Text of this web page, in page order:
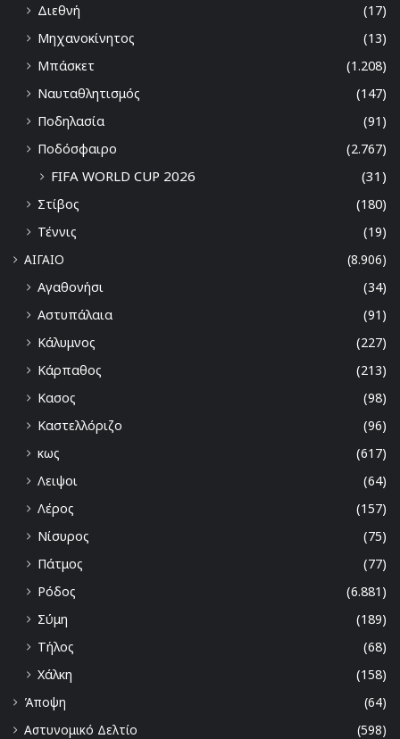
Διεθνή
(17)
Μηχανοκίνητος
(13)
Μπάσκετ
(1.208)
Ναυταθλητισμός
(147)
Ποδηλασία
(91)
Ποδόσφαιρο
(2.767)
FIFA WORLD CUP 2026 (31)
Στίβος
(180)
Τέννις
(19)
ΑΙΓΑΙΟ
(8.906)
Αγαθονήσι
(34)
Αστυπάλαια
(91)
Κάλυμνος
(227)
Κάρπαθος
(213)
Κασος
(98)
Καστελλόριζο
(96)
κως
(617)
Λειψοι
(64)
Λέρος
(157)
Νίσυρος
(75)
Πάτμος
(77)
Ρόδος
(6.881)
Σύμη
(189)
Τήλος
(68)
Χάλκη
(158)
Άποψη
(64)
Αστυνομικό Δελτίο
(598)